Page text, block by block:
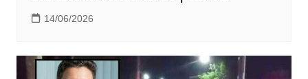
14/06/2026